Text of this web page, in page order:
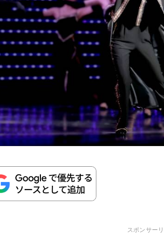
スポンサー